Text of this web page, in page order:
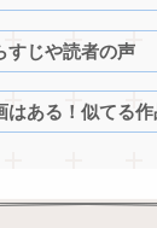
すじや読者の声
ある！似てる